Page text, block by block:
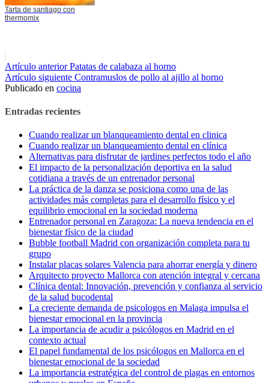
Tarta de santiago con
thermomix
Seguir
leyendo
Artículo anteriorPatatas de calabaza al horno
Artículo siguiente Contramuslos de pollo al ajillo al horno
Publicado en cocina
Entradas recientes
Cuando realizar un blanqueamiento dental en clinica
Cuando realizar un blanqueamiento dental en clínica
Alternativas para disfrutar de jardines perfectos todo el año
El impacto de la personalización deportiva en la salud
cotidiana a través de un entrenador personal
La práctica de la danza se posiciona como una de las
actividades más completas para el desarrollo físico y el
equilibrio emocional en la sociedad moderna
Entrenador personal en Zaragoza: La nueva tendencia en el
bienestar físico de la ciudad
Bubble football Madrid con organización completa para tu
grupo
Instalar placas solares Valencia para ahorrar energía y dinero
Arquitecto proyecto Mallorca con atención integral y cercana
Clínica dental: Innovación, prevención y confianza al servicio
de la salud bucodental
La creciente demanda de psicologos en Malaga impulsa el
bienestar emocional en la provincia
La importancia de acudir a psicólogos en Madrid en el
contexto actual
El papel fundamental de los psicólogos en Mallorca en el
bienestar emocional de la sociedad
La importancia estratégica del control de plagas en entornos